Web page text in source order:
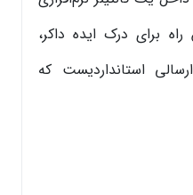
برای درک ایده داکر،
استانداردیست که